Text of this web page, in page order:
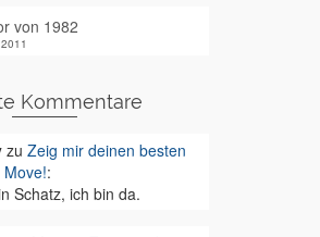
von 1982
Kommentare
zu Zeig mir deinen besten
Move!:
Schatz, ich bin da.